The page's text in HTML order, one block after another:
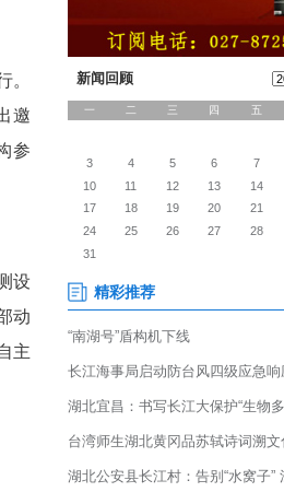
合伙人”
深圳清华大学研究院举行。
电信息领域创业者发出邀
传新等10余家投资机构参
。光恒科技的激光探测设
验证。手亿计算机的手部动